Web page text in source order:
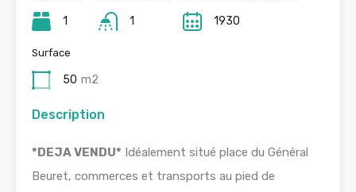
1 1 1930
Surface
50 m2
Description
*DEJA VENDU* Idéalement situé place du Général
Beuret, commerces et transports au pied de